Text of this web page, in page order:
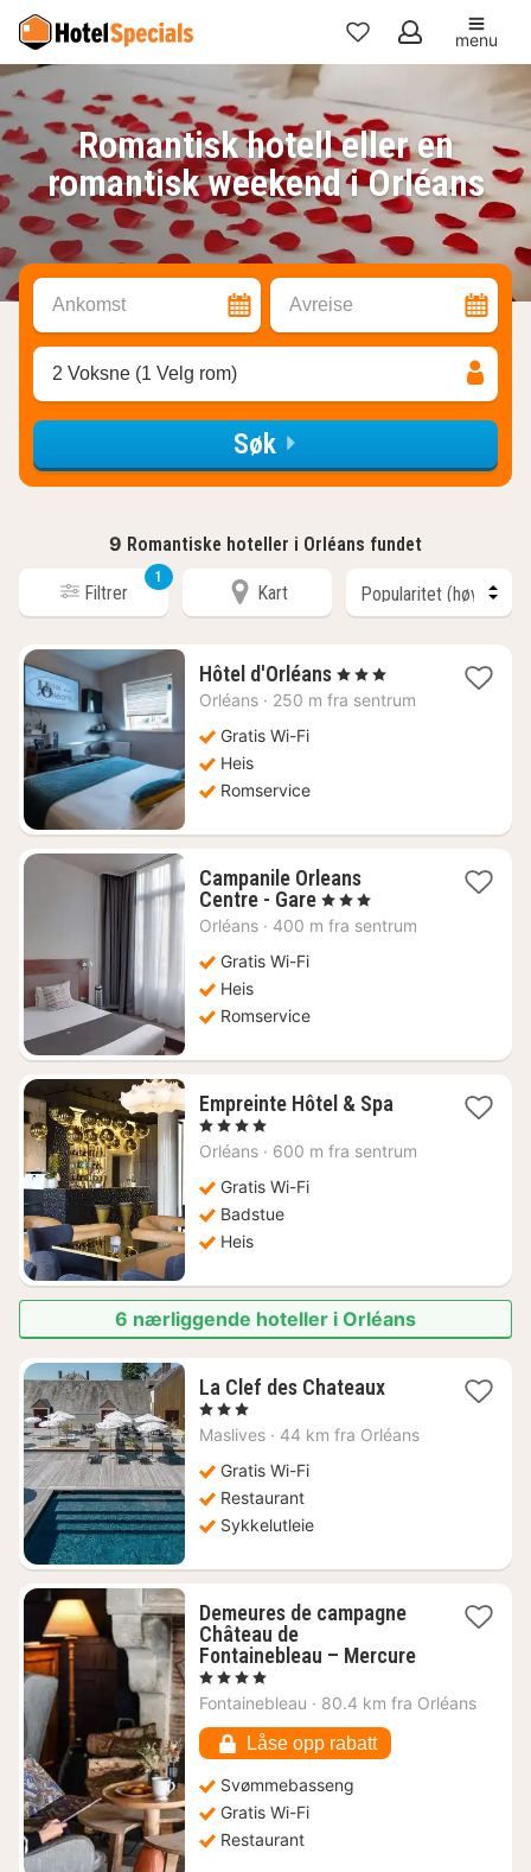
Mine
favoritter
menu
Romantisk hotell eller en
romantisk weekend i Orléans
Ankomst Avreise
2 Voksne (1 Velg rom)
Søk
9 Romantiske hoteller i Orléans fundet
Filtrer
1
Kart
Hôtel d'Orléans1
natt
, 3 Stjerner
Orléans · 250 m fra sentrum
Gratis Wi-Fi
Heis
Romservice
Campanile Orleans
Centre - Gare1
natt
, 3 Stjerner
Orléans · 400 m fra sentrum
Gratis Wi-Fi
Heis
Romservice
Empreinte Hôtel & Spa1
fra
, 4 Stjerner
Orléans · 600 m fra sentrum
Gratis Wi-Fi
Badstue
Heis
6 nærliggende hoteller i Orléans
La Clef des Chateaux1
fra
, 3 Stjerner
Maslives · 44 km fra Orléans
Gratis Wi-Fi
Restaurant
Sykkelutleie
Demeures de campagne
Château de
Fontainebleau – Mercure1
fra
, 4 Stjerner
Fontainebleau · 80.4 km fra Orléans
Låse opp rabatt
Svømmebasseng
Gratis Wi-Fi
Restaurant